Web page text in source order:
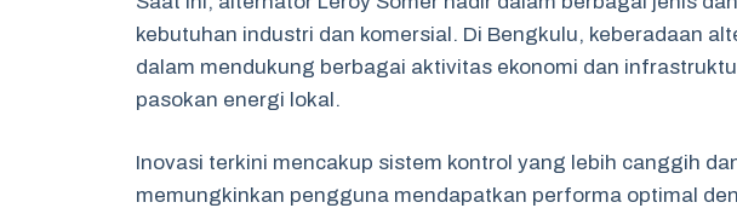
kebutuhan industri dan komersial. Di Bengkulu, keberadaan
dalam mendukung berbagai aktivitas ekonomi dan
pasokan energi lokal.
Inovasi terkini mencakup sistem kontrol yang lebih canggih
memungkinkan pengguna mendapatkan performa optimal